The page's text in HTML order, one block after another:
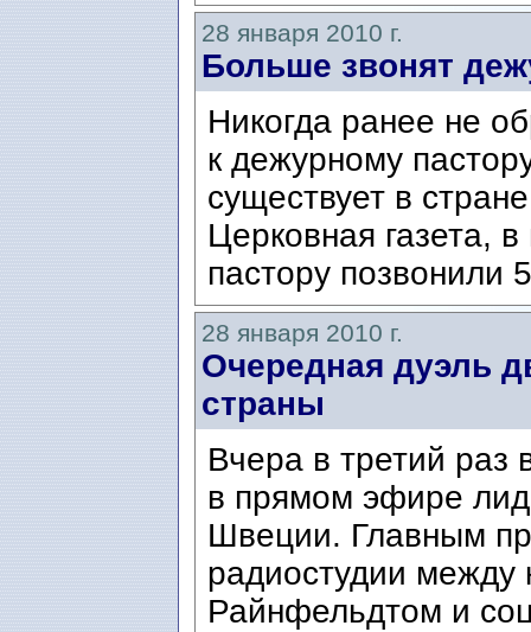
28 января 2010 г.
Больше звонят
Никогда ранее не
к дежурному
существует в
Церковная газета,
пастору позвонили
28 января 2010 г.
Очередная дуэль
страны
Вчера в третий раз
в прямом эфире
Швеции. Главным
радиостудии между
Райнфельдтом и